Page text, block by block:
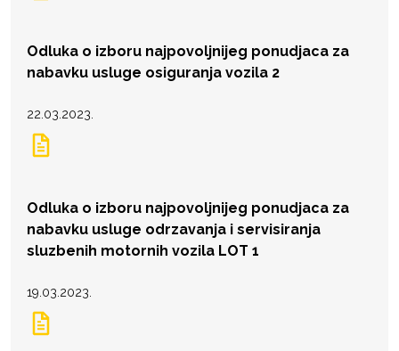
Odluka o izboru najpovoljnijeg ponudjaca za
nabavku usluge osiguranja vozila 2
22.03.2023.
Odluka o izboru najpovoljnijeg ponudjaca za
nabavku usluge odrzavanja i servisiranja
sluzbenih motornih vozila LOT 1
19.03.2023.